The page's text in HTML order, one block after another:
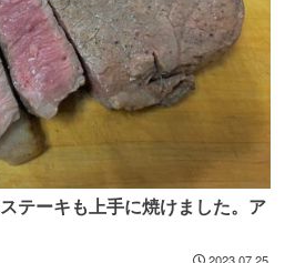
テーキも上手に焼けました。ア